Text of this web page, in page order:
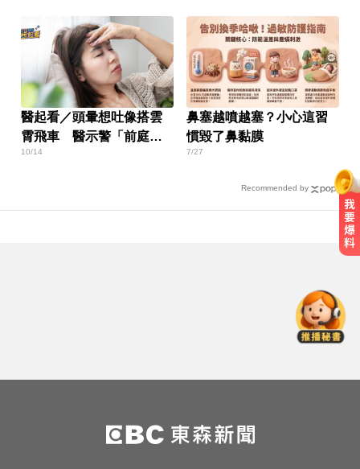
醫起看／頭暈想吐像搭雲
霄飛車 醫示警「前庭性
偏頭痛」
10/14
鼻塞越噴越塞？小心這習
慣毀了鼻黏膜
7/27
Recommended by
大黎加連2年來台
47歲女腹痛竟生下女嬰 26歲女兒震
驚：以為變胖